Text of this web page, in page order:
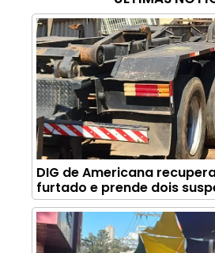
DIG de Americana
furtado e prende dois